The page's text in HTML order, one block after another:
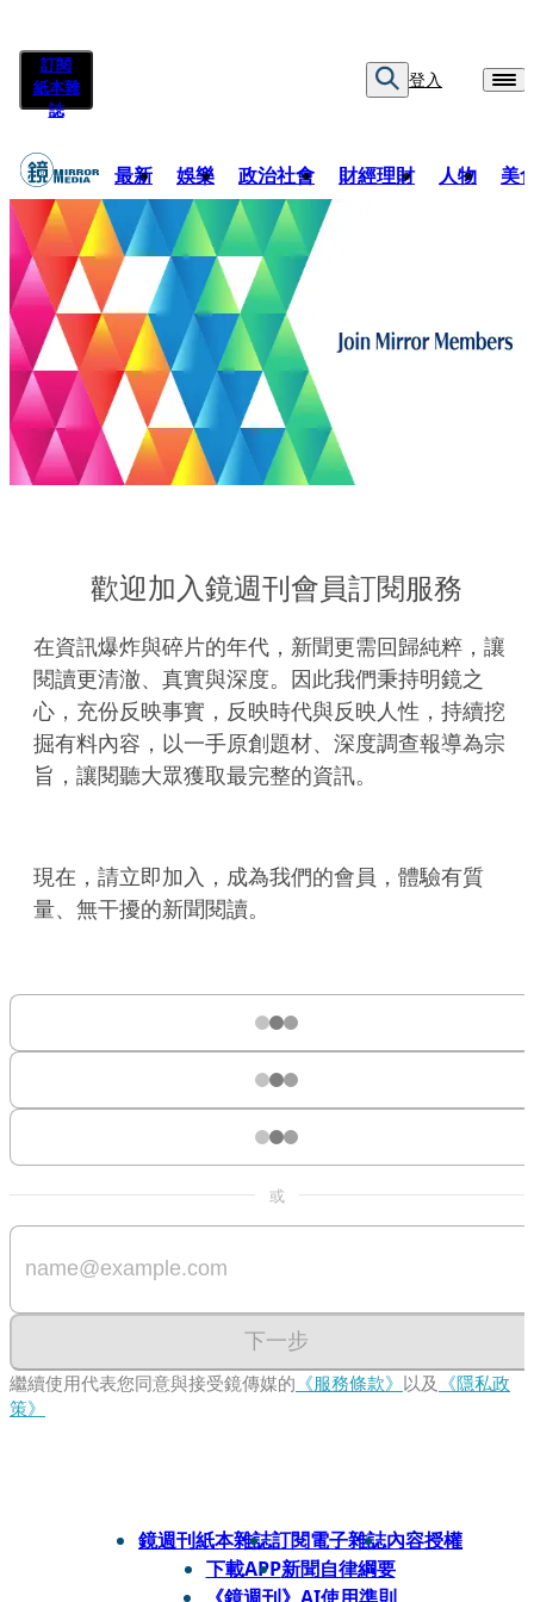
訂閱
紙本雜
誌
登入
最新 娛樂 政治社會 財經理財 人物 美
歡迎加入鏡週刊會員訂閱服務
在資訊爆炸與碎片的年代，新聞更需回歸純粹，讓
閱讀更清澈、真實與深度。因此我們秉持明鏡之
心，充份反映事實，反映時代與反映人性，持續挖
掘有料內容，以一手原創題材、深度調查報導為宗
旨，讓閱聽大眾獲取最完整的資訊。
現在，請立即加入，成為我們的會員，體驗有質
量、無干擾的新聞閱讀。
或
下一步
繼續使用代表您同意與接受鏡傳媒的 《服務條款》 以及 《隱私政
策》
鏡週刊紙本雜誌訂閱電子雜誌內容授權
下載APP新聞自律綱要